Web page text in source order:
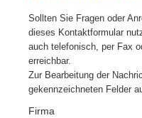
Sollten Sie Fragen oder
dieses Kontaktformular
auch telefonisch, per Fax
erreichbar.
Zur Bearbeitung der
gekennzeichneten Felder
Firma